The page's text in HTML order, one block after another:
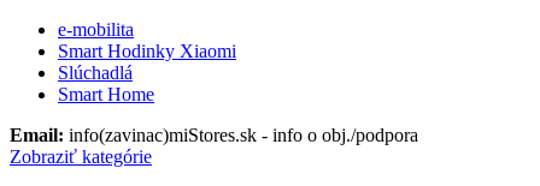
e-mobilita
Smart Hodinky Xiaomi
Slúchadlá
Smart Home
Email: info(zavinac)miStores.sk - info o obj./podpora
Zobraziť kategórie